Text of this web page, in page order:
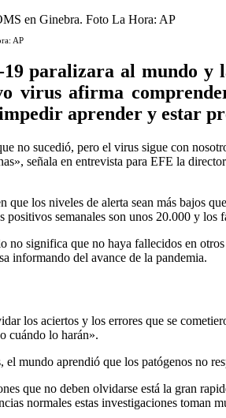
AP
19 paralizara al mundo
virus afirma
aprender y estar
no sucedió, pero el virus sigue con
señala en entrevista para EFE la
que los niveles de alerta sean más bajos
semanales son unos 20.000 y los
no significa que no haya fallecidos en
informando del avance de la pandemia.
los aciertos y los errores que se
cuándo lo harán».
mundo aprendió que los patógenos no
que no deben olvidarse está la gran
normales estas investigaciones toman